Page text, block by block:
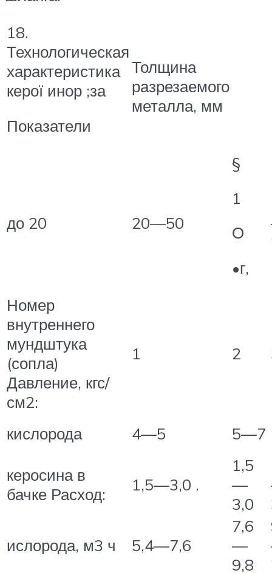
18.
Технологическая
характеристика
керої инор ;за
Показатели
Толщина
разрезаемого
металла, мм
до 20 20—50
§
1
О
•г,
Номер
внутреннего
мундштука
(сопла)
Давление, кгс/
см2:
1 2
кислорода 4—5 5—7
керосина в
бачке Расход:
1,5—3,0 .
1,5
—
3,0
ислорода, м3 ч 5,4—7,6
7,6
—
9,8